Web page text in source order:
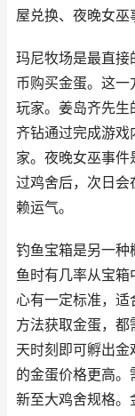
屋兑换、夜晚女巫
玛尼牧场是最直接
币购买金蛋。这
玩家。姜岛齐先生
齐钻通过完成游
家。夜晚女巫事
过鸡舍后，次日会
赖运气。
钓鱼宝箱是另一种
鱼时有几率从宝
心有一定标准，
方法获取金蛋，
天时刻即可孵出
的金蛋价格更高
新至大鸡舍规格。